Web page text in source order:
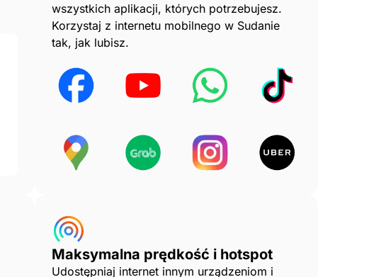
wszystkich aplikacji, których potrzebujesz.
Korzystaj z internetu mobilnego w Sudanie
tak, jak lubisz.
Maksymalna prędkość i hotspot
Udostępniaj internet innym urządzeniom i